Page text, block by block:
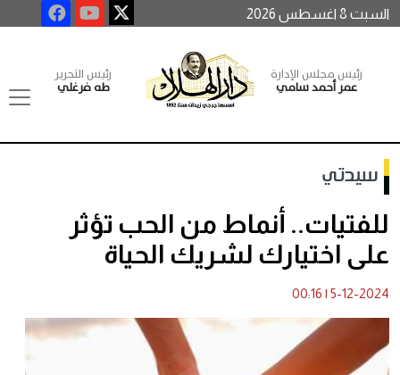
السبت 8 اغسطس 2026
رئيس مجلس الإدارة
عمر أحمد سامي
رئيس التحرير
طه فرغلي
سيدتي
للفتيات.. أنماط من الحب تؤثر
على اختيارك لشريك الحياة
5-12-2024
|
00:16